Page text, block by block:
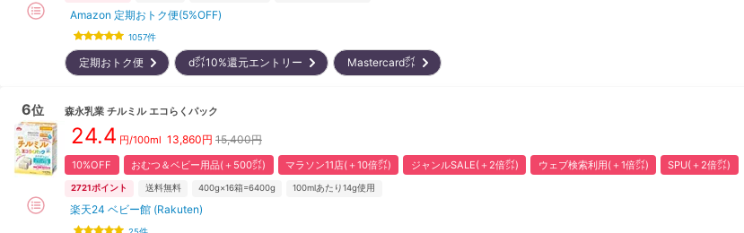
Amazon 定期おトク便(5%OFF)
1057件
定期おトク便 d㌽10%還元エントリー Mastercard㌽
6位 森永乳業 チルミル エコらくパック
24.4 円/100ml 13,860円 15,400円
10%OFF おむつ＆ベビー用品(＋500㌽) マラソン11店(＋10倍㌽) ジャンルSALE(＋2倍㌽) ウェブ検索利用(＋1倍㌽) SPU(＋2倍㌽)
2721ポイント 送料無料 400g×16箱=6400g 100mlあたり14g使用
楽天24 ベビー館 (Rakuten)